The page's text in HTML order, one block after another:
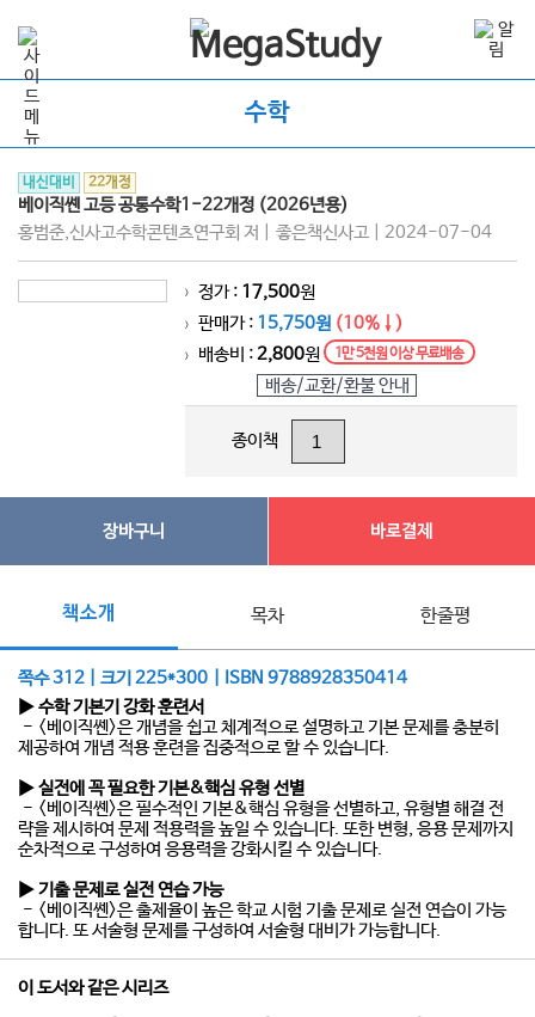
수학
내신대비 22개정
베이직쎈 고등 공통수학1-22개정 (2026년용)
홍범준,신사고수학콘텐츠연구회 저 | 좋은책신사고 | 2024-07-04
> 정가 : 17,500원
> 판매가 : 15,750원 (10%↓)
> 배송비 :2,800원 1만 5천원 이상 무료배송
배송/교환/환불 안내
종이책
장바구니 바로결제
책소개 목차 한줄평
쪽수 312 | 크기 225*300 | ISBN 9788928350414
▶ 수학 기본기 강화 훈련서
- <베이직쎈>은 개념을 쉽고 체계적으로 설명하고 기본 문제를 충분히
제공하여 개념 적용 훈련을 집중적으로 할 수 있습니다.
▶ 실전에 꼭 필요한 기본&핵심 유형 선별
- <베이직쎈>은 필수적인 기본&핵심 유형을 선별하고, 유형별 해결 전
략을 제시하여 문제 적용력을 높일 수 있습니다. 또한 변형, 응용 문제까지
순차적으로 구성하여 응용력을 강화시킬 수 있습니다.
▶ 기출 문제로 실전 연습 가능
- <베이직쎈>은 출제율이 높은 학교 시험 기출 문제로 실전 연습이 가능
합니다. 또 서술형 문제를 구성하여 서술형 대비가 가능합니다.
이 도서와 같은 시리즈